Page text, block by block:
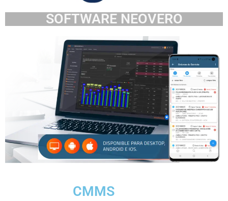
SOFTWARE NEOVERO
CMMS